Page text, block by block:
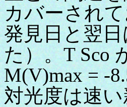
カバーされ
発見日と翌
た）。T Sco
M(V)max = -
対光度は速